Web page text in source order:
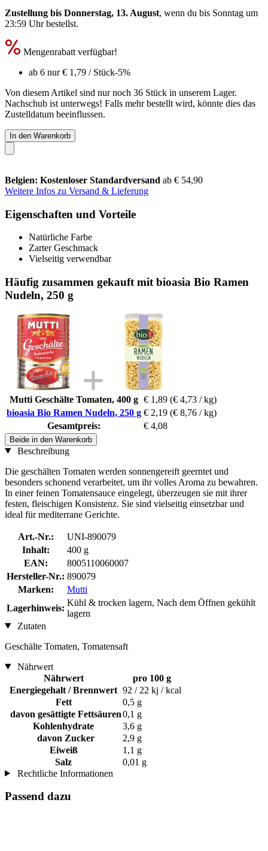
Zustellung bis Donnerstag, 13. August, wenn du bis Sonntag um
23:59 Uhrbestellst.
Mengenrabatt verfügbar!
ab 6 nur€ 1,79 / Stück-5%
Von diesem Artikel sind nur noch 36 Stück in unserem Lager.
Nachschub ist unterwegs! Falls mehr bestellt wird, könnte dies das
Zustelldatum beeinflussen.
In den Warenkorb
Belgien: Kostenloser Standardversand ab € 54,90
Weitere Infos zu Versand & Lieferung
Eigenschaften und Vorteile
Natürliche Farbe
Zarter Geschmack
Vielseitig verwendbar
Häufig zusammen gekauft mit bioasia Bio Ramen
Nudeln, 250 g
Mutti Geschälte Tomaten, 400 g € 1,89 (€ 4,73 / kg)
bioasia Bio Ramen Nudeln, 250 g € 2,19 (€ 8,76 / kg)
Gesamtpreis:
€ 4,08
Beide in den Warenkorb
Beschreibung
Die geschälten Tomaten werden sonnengereift geerntet und
besonders schonend verarbeitet, um ihr volles Aroma zu bewahren.
In einer feinen Tomatensauce eingelegt, überzeugen sie mit ihrer
festen, fleischigen Konsistenz. Sie sind vielseitig einsetzbar und
ideal für mediterrane Gerichte.
Art.-Nr.:
UNI-890079
Inhalt:
400 g
EAN:
8005110060007
Hersteller-Nr.: 890079
Marken:
Mutti
Lagerhinweis:
Kühl & trocken lagern, Nach dem Öffnen gekühlt
lagern
Zutaten
Geschälte Tomaten, Tomatensaft
Nährwert
Nährwert
pro 100 g
Energiegehalt / Brennwert 92 / 22 kj / kcal
Fett
0,5 g
davon gesättigte Fettsäuren0,1 g
Kohlenhydrate
3,6 g
davon Zucker
2,9 g
Eiweiß
1,1 g
Salz
0,01 g
Rechtliche Informationen
Passend dazu